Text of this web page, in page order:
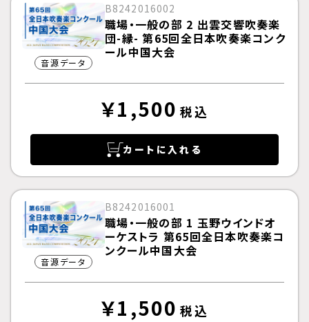
音源データ
B8242016002
職場・一般の部 2 出雲交響吹奏楽
団-縁- 第65回全日本吹奏楽コンク
ール中国大会
￥1,500 税込
カートに入れる
音源データ
B8242016001
職場・一般の部 1 玉野ウインドオ
ーケストラ 第65回全日本吹奏楽コ
ンクール中国大会
￥1,500 税込